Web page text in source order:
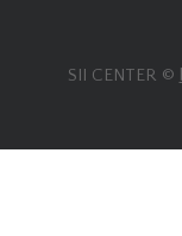
SII CENTER ©